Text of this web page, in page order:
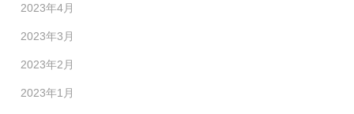
2023年4月
2023年3月
2023年2月
2023年1月